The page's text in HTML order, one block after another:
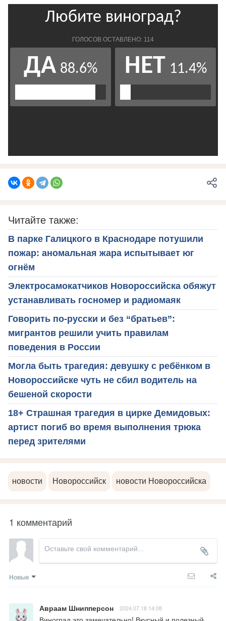
Читайте также:
В парке Галицкого в Краснодаре потушили
пожар: аномальная жара испытывает юг
огнём
Электросамокатчиков Новороссийска обяжут
устанавливать госномер и радиомаяк
Говорить по-русски и без “братьев”:
мигрантов решили учить правилам
поведения в России
Могла быть трагедия: девушку с ребёнком в
Новороссийске чуть не сбил водитель на
бешеной скорости
18+ Страшная трагедия в цирке Демидовых:
артист погиб во время выполнения трюка
перед зрителями
новости Новороссийск новости Новороссийска
1 комментарий
Новые
Авраам Шнипперсон 2024.07.18 14:08